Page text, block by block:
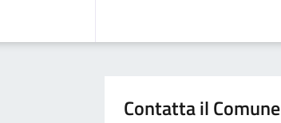
Contatta il Comune